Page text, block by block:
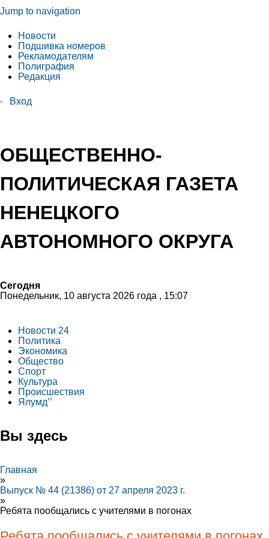
Jump to navigation
Новости
Подшивка номеров
Рекламодателям
Полиграфия
Редакция
Вход
ОБЩЕСТВЕННО-
ПОЛИТИЧЕСКАЯ ГАЗЕТА
НЕНЕЦКОГО
АВТОНОМНОГО ОКРУГА
Сегодня
Понедельник, 10 августа 2026 года , 15:07
Новости 24
Политика
Экономика
Общество
Спорт
Культура
Происшествия
Ялумд’’
Вы здесь
Главная
»
Выпуск № 44 (21386) от 27 апреля 2023 г.
»
Ребята пообщались с учителями в погонах